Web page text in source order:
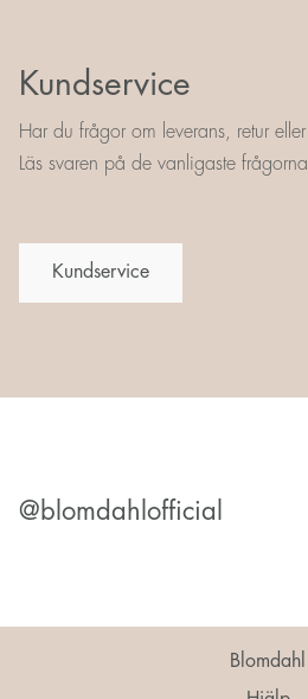
Kundservice
Har du frågor om leverans, retur
Läs svaren på de vanligaste
Kundservice
@blomdahlofficial
Blomdahl